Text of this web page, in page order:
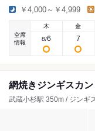
￥4,000～￥4,999
空席
情報
木
8/6
金
7
網焼きジンギスカ
武蔵小杉駅 350m / ジンギ